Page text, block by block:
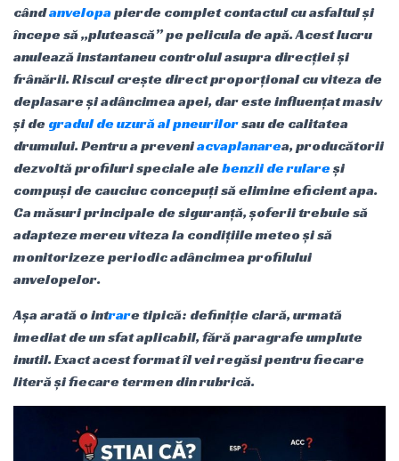
cândanvelopapierde complet contactul cu asfaltul și
începe să „plutească” pe pelicula de apă. Acest lucru
anulează instantaneu controlul asupra direcției și
frânării. Riscul crește direct proporțional cu viteza de
deplasare și adâncimea apei, dar este influențat masiv
și degradul de uzură al pneurilorsau de calitatea
drumului. Pentru a preveniacvaplanarea, producătorii
dezvoltă profiluri speciale alebenzii de rulareși
compuși de cauciuc concepuți să elimine eficient apa.
Ca măsuri principale de siguranță, șoferii trebuie să
adapteze mereu viteza la condițiile meteo și să
monitorizeze periodic adâncimea profilului
anvelopelor.
Așa arată o intrare tipică: definiție clară, urmată
imediat de un sfat aplicabil, fără paragrafe umplute
inutil. Exact acest format îl vei regăsi pentru fiecare
literă și fiecare termen din rubrică.